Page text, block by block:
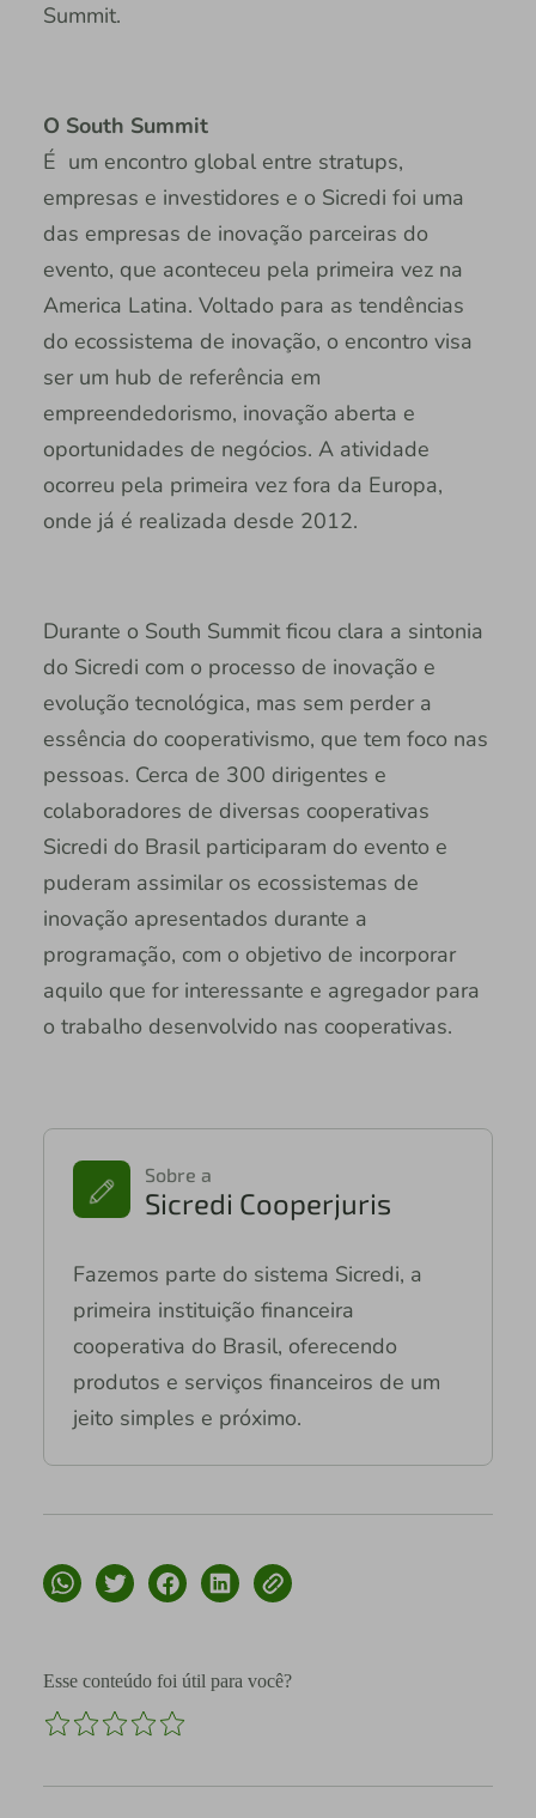
Summit.
O South Summit
É um encontro global entre stratups,
empresas e investidores e o Sicredi foi uma
das empresas de inovação parceiras do
evento, que aconteceu pela primeira vez na
America Latina. Voltado para as tendências
do ecossistema de inovação, o encontro visa
ser um hub de referência em
empreendedorismo, inovação aberta e
oportunidades de negócios. A atividade
ocorreu pela primeira vez fora da Europa,
onde já é realizada desde 2012.
Durante o South Summit ficou clara a sintonia
do Sicredi com o processo de inovação e
evolução tecnológica, mas sem perder a
essência do cooperativismo, que tem foco nas
pessoas. Cerca de 300 dirigentes e
colaboradores de diversas cooperativas
Sicredi do Brasil participaram do evento e
puderam assimilar os ecossistemas de
inovação apresentados durante a
programação, com o objetivo de incorporar
aquilo que for interessante e agregador para
o trabalho desenvolvido nas cooperativas.
Sobre a
Sicredi Cooperjuris
Fazemos parte do sistema Sicredi, a
primeira instituição financeira
cooperativa do Brasil, oferecendo
produtos e serviços financeiros de um
jeito simples e próximo.
Esse conteúdo foi útil para você?